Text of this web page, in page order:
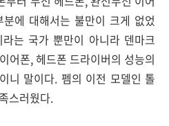
에 대해서는 불만이 크게 없었
는 국가 뿐만이 아니라 덴마크
어폰, 헤드폰 드라이버의 성능의
니 말이다. 펨의 이전 모델인 톨
스러웠다.